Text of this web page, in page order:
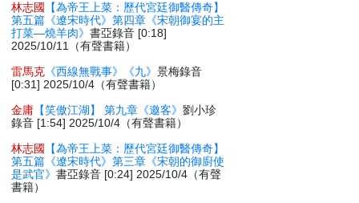
林志國
【為帝王上菜：歷代宮廷御醫傳奇】
第五篇《遼宋時代》第四章《宋朝御宴的主
打菜—燒羊肉》書亞錄音 [0:18]
2025/10/11（有聲書籍）
雷馬克 《西線無戰事》《九》景梅錄音
[0:31] 2025/10/4（有聲書籍）
金庸 【笑傲江湖】 第九章《邀客》劉小珍
錄音 [1:54] 2025/10/4（有聲書籍）
林志國
【為帝王上菜：歷代宮廷御醫傳奇】
第五篇《遼宋時代》第三章《宋朝的御廚使
是武官》書亞錄音 [0:24] 2025/10/4（有聲
書籍）